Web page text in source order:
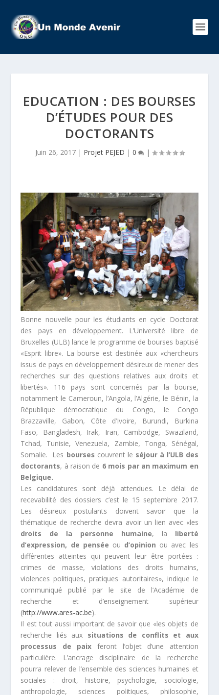
EDUCATION : DES BOURSES
D’ÉTUDES POUR DES
DOCTORANTS
Juin 26, 2017| Projet PEJED | 0 |
Bonne nouvelle pour les étudiants en cycle Doctorat
des pays en développement. L’Université libre de
Bruxelles (ULB) lance le programme de bourses baptisé
«Esprit libre». La bourse est destinée aux «chercheurs
issus de pays en développement désireux de mener des
recherches sur des questions relatives aux droits et
libertés». 116 pays sont concernés par la bourse,
notamment le Cameroun, l’Angola, l’Algérie, le Bénin, la
République démocratique du Congo, le Congo
Brazzaville, Gabon, Côte d’Ivoire, Burundi, Burkina
Faso, Bangladesh, Irak, Iran, Cambodge, Swaziland,
Tchad, Tunisie, Venezuela, Zambie, Tonga, Sénégal,
Somalie.
Les bourses couvrent le séjour à l’ULB des
doctorants, à raison de 6 mois par an maximum en
Belgique.
Les candidatures sont déjà attendues. Le délai de
recevabilité des dossiers c’est le 15 septembre 2017.
Les désireux postulants doivent savoir que la
thématique de recherche devra avoir un lien avec «les
droits
de la personne humaine, la liberté
d’expression, de pensée ou d’opinion ou avec les
différentes atteintes qui peuvent leur être portées :
crimes de masse, violations des droits humains,
violences politiques, pratiques autoritaires», indique le
communiqué publié par le site de l’Académie de
recherche et d’enseignement supérieur
(http://www.ares-ac.be).
Il est tout aussi important de savoir que «les objets de
recherche liés aux situations de conflits et aux
processus de paix feront l’objet d’une attention
particulière. L’ancrage disciplinaire de la recherche
pourra relever de l’ensemble des sciences humaines et
sociales : droit, histoire, psychologie, sociologie,
anthropologie, sciences politiques, philosophie,